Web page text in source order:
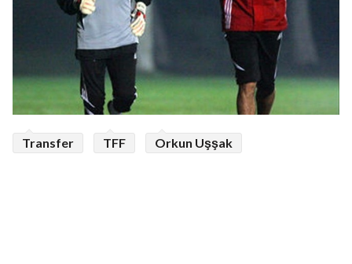
Transfer TFF Orkun Uşşak